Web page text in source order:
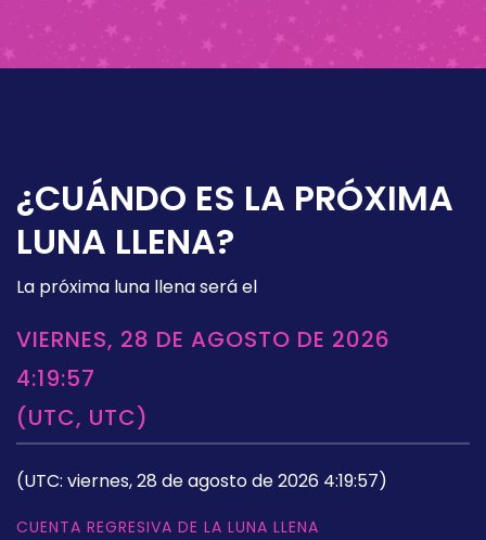
¿CUÁNDO ES LA PRÓXIMA
LUNA LLENA?
La próxima luna llena será el
VIERNES, 28 DE AGOSTO DE 2026
4:19:57
(UTC, UTC)
(UTC: viernes, 28 de agosto de 2026 4:19:57)
CUENTA REGRESIVA DE LA LUNA LLENA